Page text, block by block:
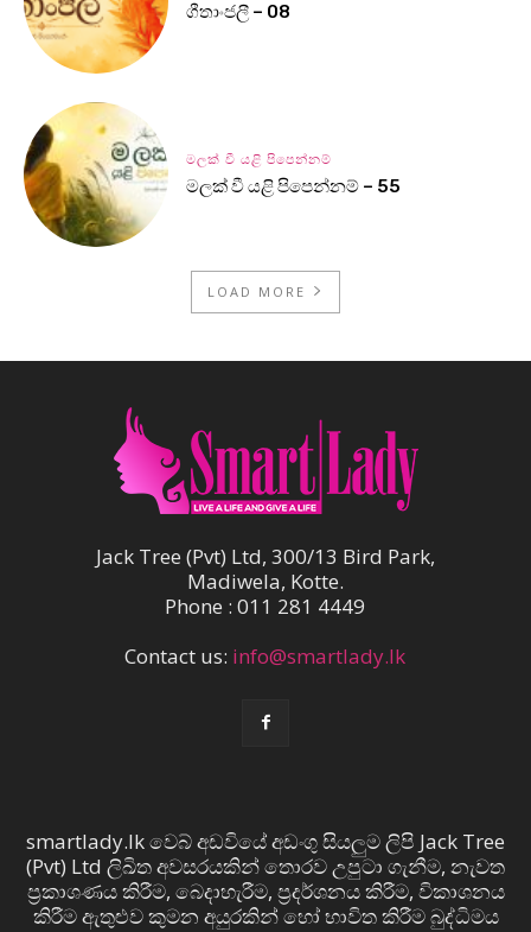
ගීතාංජලී – 08
මලක් වී යළි පිපෙන්නම්
මලක් වී යළි පිපෙන්නම් – 55
LOAD MORE
Jack Tree (Pvt) Ltd, 300/13 Bird Park,
Madiwela, Kotte.
Phone : 011 281 4449
Contact us: info@smartlady.lk
smartlady.lk වෙබ් අඩවියේ අඩංගු සියලුම ලිපි Jack Tree
(Pvt) Ltd ලිඛිත අවසරයකින් තොරව උපුටා ගැනීම, නැවත
ප්‍රකාශණය කිරීම, බෙදාහැරීම, ප්‍රදර්ශනය කිරීම, විකාශනය
කිරීම ඇතුළුව කුමන අයුරකින් හෝ භාවිත කිරීම බුද්ධිමය